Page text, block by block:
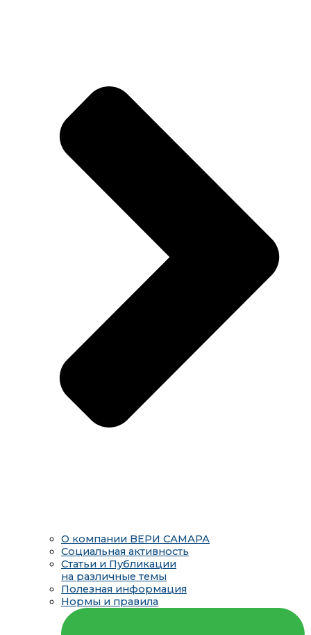
О компании ВЕРИ САМАРА
Социальная активность
Статьи и Публикации
на различные темы
Полезная информация
Нормы и правила